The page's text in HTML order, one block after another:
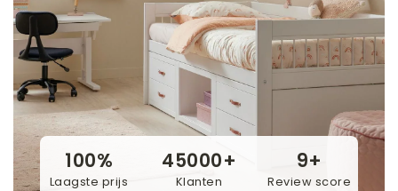
100%
Laagste prijs
45000+
Klanten
9+
Review score